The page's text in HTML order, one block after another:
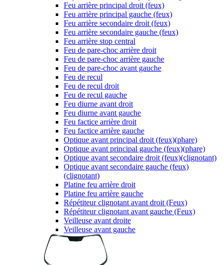
Feu arrière principal droit (feux)
Feu arrière principal gauche (feux)
Feu arrière secondaire droit (feux)
Feu arrière secondaire gauche (feux)
Feu arrière stop central
Feu de pare-choc arrière droit
Feu de pare-choc arrière gauche
Feu de pare-choc avant gauche
Feu de recul
Feu de recul droit
Feu de recul gauche
Feu diurne avant droit
Feu diurne avant gauche
Feu factice arrière droit
Feu factice arrière gauche
Optique avant principal droit (feux)(phare)
Optique avant principal gauche (feux)(phare)
Optique avant secondaire droit (feux)(clignotant)
Optique avant secondaire gauche (feux)
(clignotant)
Platine feu arrière droit
Platine feu arrière gauche
Répétiteur clignotant avant droit (Feux)
Répétiteur clignotant avant gauche (Feux)
Veilleuse avant droite
Veilleuse avant gauche